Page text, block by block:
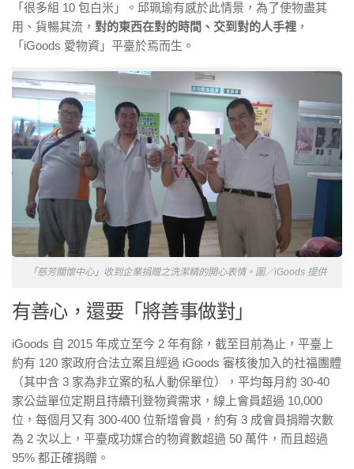
「很多組 10 包白米」。邱珮瑜有感於此情景，為了使物盡其
用、貨暢其流， 對的東西在對的時間、交到對的人手裡 ，
「iGoods 愛物資」平臺於焉而生。
「慈芳關懷中心」收到企業捐贈之洗潔精的開心表情。圖／iGoods 提供
有善心，還要「將善事做對」
iGoods 自 2015 年成立至今 2 年有餘，截至目前為止，平臺上
約有 120 家政府合法立案且經過 iGoods 審核後加入的社福團體
（其中含 3 家為非立案的私人動保單位），平均每月約 30-40
家公益單位定期且持續刊登物資需求，線上會員超過 10,000
位，每個月又有 300-400 位新增會員，約有 3 成會員捐贈次數
為 2 次以上，平臺成功媒合的物資數超過 50 萬件，而且超過
95% 都正確捐贈。